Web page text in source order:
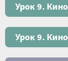
Урок 9.
Урок 9.